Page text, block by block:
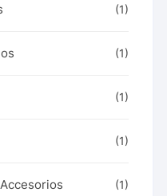
(1)
(1)
(1)
(1)
(1)